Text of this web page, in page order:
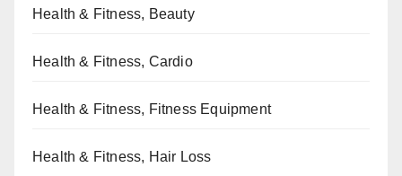
Health & Fitness, Beauty
Health & Fitness, Cardio
Health & Fitness, Fitness Equipment
Health & Fitness, Hair Loss